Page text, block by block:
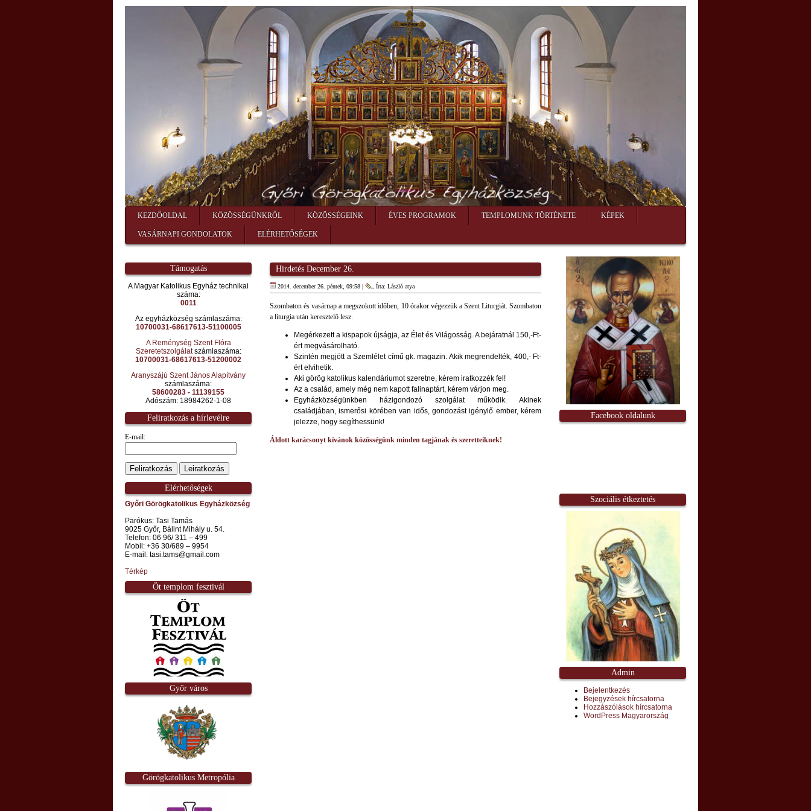
KEZDŐOLDAL KÖZÖSSÉGÜNKRŐL KÖZÖSSÉGEINK ÉVES PROGRAMOK TEMPLOMUNK TÖRTÉNETE KÉPEK
VASÁRNAPI GONDOLATOK ELÉRHETŐSÉGEK
Támogatás
A Magyar Katolikus Egyház technikai
száma:
0011
Az egyházközség számlaszáma:
10700031-68617613-51100005
A Reménység Szent Flóra
Szeretetszolgálatszámlaszáma:
10700031-68617613-51200002
Aranyszájú Szent János Alapítvány
számlaszáma:
58600283 - 11139155
Adószám: 18984262-1-08
Feliratkozás a hírlevélre
E-mail:
Elérhetőségek
Győri Görögkatolikus Egyházközség
Parókus: Tasi Tamás
9025 Győr, Bálint Mihály u. 54.
Telefon: 06 96/ 311 – 499
Mobil: +36 30/689 – 9954
E-mail: tasi.tams@gmail.com
Térkép
Öt templom fesztivál
Győr város
Görögkatolikus Metropólia
Hirdetés December 26.
2014. december 26. péntek, 09:58 | Írta: László atya
Szombaton és vasárnap a megszokott időben, 10 órakor végezzük a Szent Liturgiát. Szombaton
a liturgia után keresztelő lesz.
Megérkezett a kispapok újságja, az Élet és Világosság. A bejáratnál 150,-Ft-
ért megvásárolható.
Szintén megjött a Szemlélet című gk. magazin. Akik megrendelték, 400,- Ft-
ért elvihetik.
Aki görög katolikus kalendáriumot szeretne, kérem iratkozzék fel!
Az a család, amely még nem kapott falinaptárt, kérem várjon meg.
Egyházközségünkben házigondozó szolgálat működik. Akinek
családjában, ismerősi körében van idős, gondozást igénylő ember, kérem
jelezze, hogy segíthessünk!
Áldott karácsonyt kívánok közösségünk minden tagjának és szeretteiknek!
Facebook oldalunk
Szociális étkeztetés
Admin
Bejelentkezés
Bejegyzések hírcsatorna
Hozzászólások hírcsatorna
WordPress Magyarország